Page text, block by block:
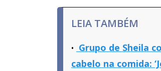
LEIA TAMBÉM
Grupo de Sheila
cabelo na comida: